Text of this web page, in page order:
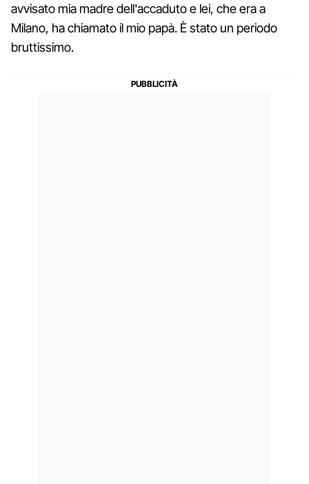
avvisato mia madre dell'accaduto e lei, che era a
Milano, ha chiamato il mio papà. È stato un periodo
bruttissimo.